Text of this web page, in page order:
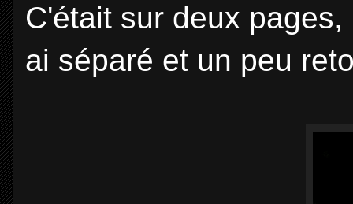
C'était sur deux
ai séparé et un peu